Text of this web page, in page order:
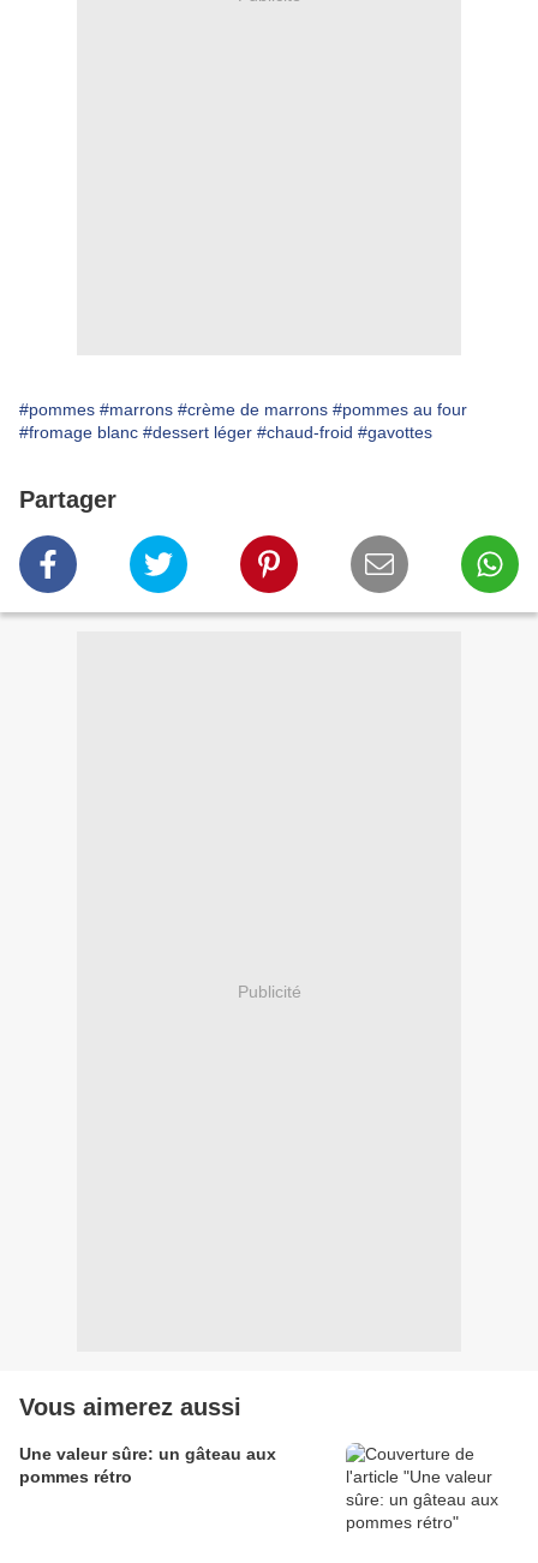
#pommes #marrons #crème de marrons #pommes au four
#fromage blanc #dessert léger #chaud-froid #gavottes
Partager
Publicité
Vous aimerez aussi
Une valeur sûre: un gâteau aux
pommes rétro